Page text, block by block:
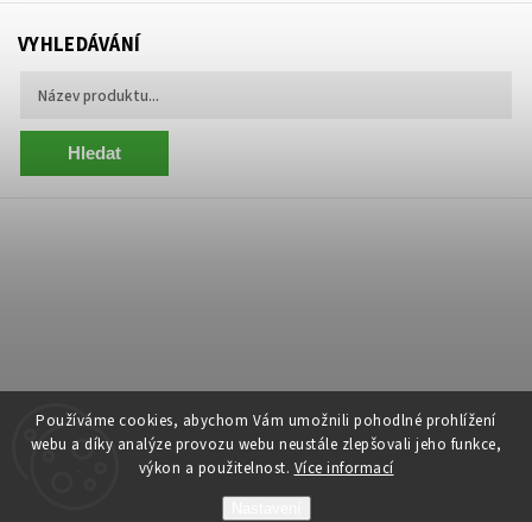
Používáme cookies, abychom Vám umožnili pohodlné prohlížení
webu a díky analýze provozu webu neustále zlepšovali jeho funkce,
výkon a použitelnost. Více informací
VYHLEDÁVÁNÍ
Hledat
Copyright 2026 Centrum Zelený Anděl